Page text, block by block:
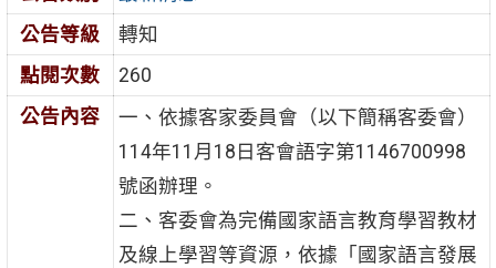
公告等級
轉知
點閱次數
260
公告內容
一、依據客家委員會（以下簡稱客委會）
114年11月18日客會語字第1146700998
號函辦理。
二、客委會為完備國家語言教育學習教材
及線上學習等資源，依據「國家語言發展